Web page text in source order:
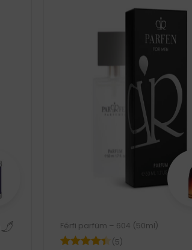
Férfi parfüm – 604 (50ml)
(5)